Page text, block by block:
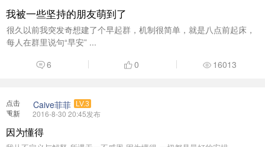
我被一些坚持的朋友萌到了
很久以前我突发奇想建了个早起群，机制很简单，就是八点前起床，
每人在群里说句“早安” ...
6
0 16013
点击
重新
Caive菲菲 LV.3
2016-8-30 20:45发布
因为懂得